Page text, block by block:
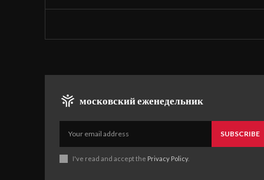
московский еженедельник
SUBSCRIBE
I've read and accept the Privacy Policy.